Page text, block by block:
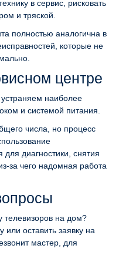
в сервис, рисковать
и тряской.
полностью аналогична в
которые не
центре
наиболее
и системой питания.
числа, но процесс
диагностики, снятия
за чего надомная работа
телевизоров на дом?
или оставить заявку на
мастер, для